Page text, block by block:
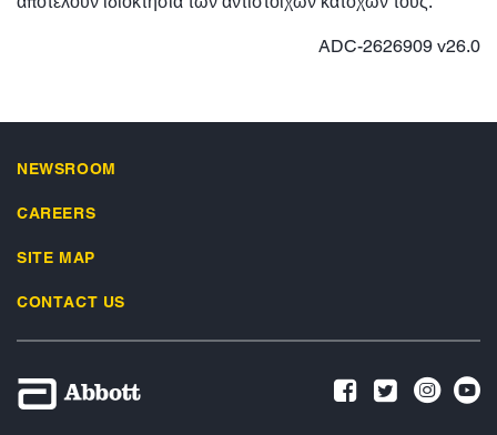
ADC-2626909 v26.0
NEWSROOM
CAREERS
SITE MAP
CONTACT US